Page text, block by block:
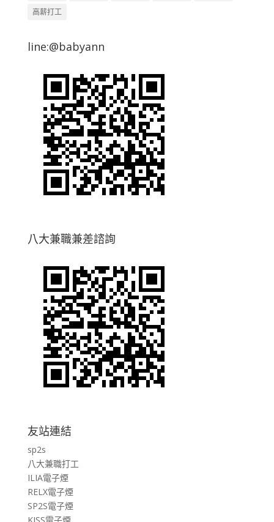
高薪打工
line:@babyann
八大兼職兼差諮詢
友站連結
sp2s
八大兼職打工
ILIA電子煙
RELX電子煙
SP2S電子煙